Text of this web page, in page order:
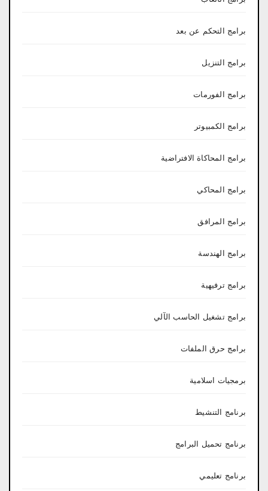
برامج التحكم عن بعد
برامج التنزيل
برامج الفورمات
برامج الكمبيوتر
برامج المحاكاة الافتراضية
برامج المحاكي
برامج المرافق
برامج الهندسة
برامج ترفيهية
برامج تشغيل الحاسب الآلي
برامج حرق الملفات
برمجيات اسلامية
برنامج التنشيط
برنامج تحميل البرامج
برنامج تعليمي